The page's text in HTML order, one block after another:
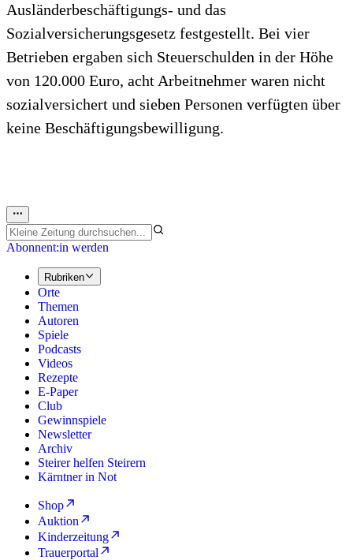
Ausländerbeschäftigungs- und das
Sozialversicherungsgesetz festgestellt. Bei vier
Betrieben ergaben sich Steuerschulden in der Höhe
von 120.000 Euro, acht Arbeitnehmer waren nicht
sozialversichert und sieben Personen verfügten über
keine Beschäftigungsbewilligung.
Abonnent:in werden
Rubriken
Orte
Themen
Autoren
Spiele
Podcasts
Videos
Rezepte
E-Paper
Club
Gewinnspiele
Newsletter
Archiv
Steirer helfen Steirern
Kärntner in Not
Shop
Auktion
Kinderzeitung
Trauerportal